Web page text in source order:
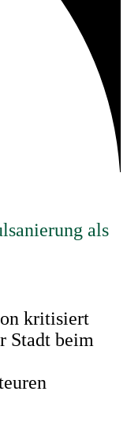
als
kritisiert
Stadt beim